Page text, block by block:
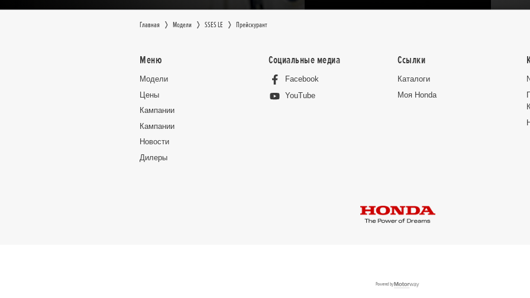
Главная Moдeли SSES LE Прейскурант
Меню
Moдeли
Цeны
Кампании
Кампании
Новocти
Дилеры
Социальные медиа
Facebook
YouTube
Ссылки
Каталоги
Moя Honda
Powered by